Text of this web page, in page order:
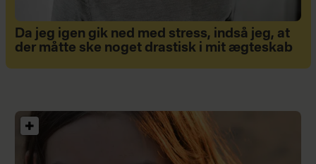
Da jeg igen gik ned med stress, indså jeg, at
der måtte ske noget drastisk i mit ægteskab